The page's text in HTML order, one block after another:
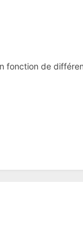
fonction de